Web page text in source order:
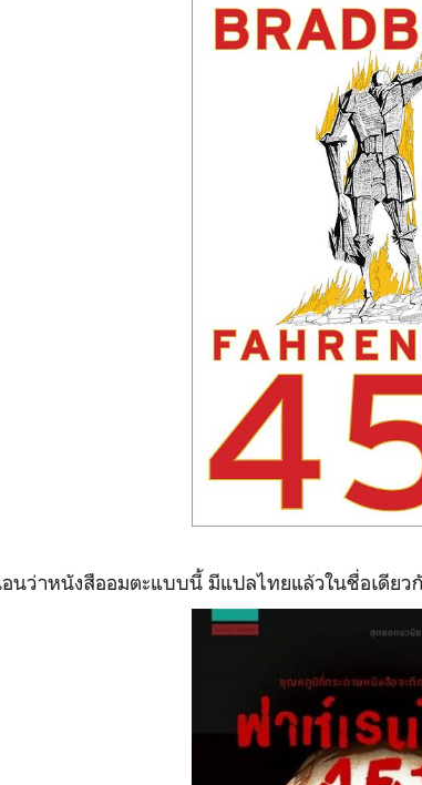
นว่าหนังสืออมตะแบบนี้ มีแปลไทยแล้วในชื่อเดียว